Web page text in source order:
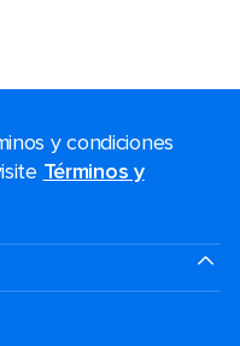
y condiciones
Términos y